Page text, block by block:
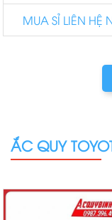
MUA SỈ LIÊN HỆ
ẮC QUY